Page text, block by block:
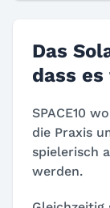
Das
dass
SPACE10
die Praxis
spielerisch
werden.